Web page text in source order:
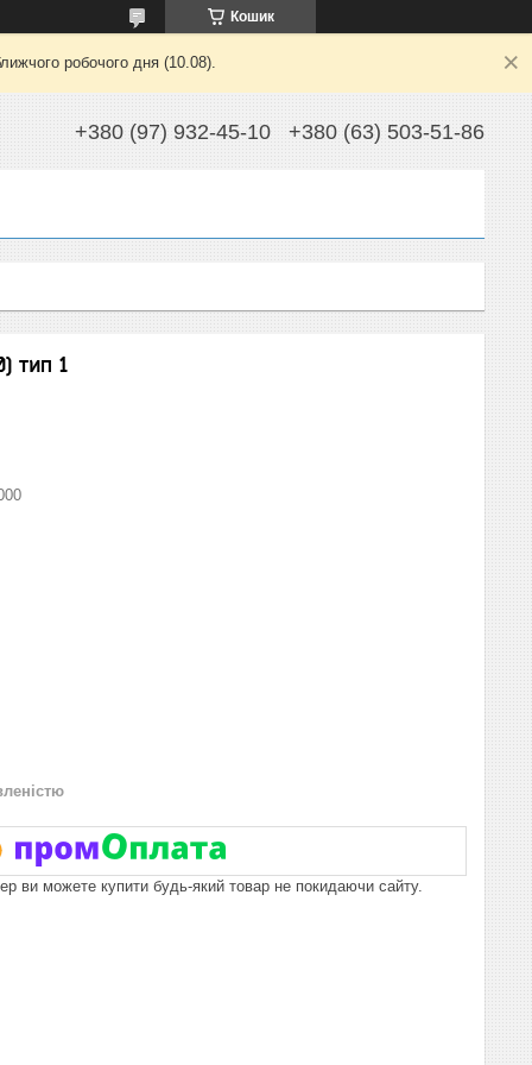
Кошик
робочого дня (10.08).
+380 (97) 932-45-10 +380 (63) 503-51-86
тип 1
ви можете купити будь-який товар не покидаючи сайту.